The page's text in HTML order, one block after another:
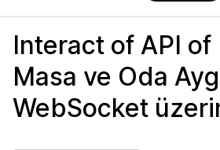
Interact of API of
Masa ve Oda
WebSocket